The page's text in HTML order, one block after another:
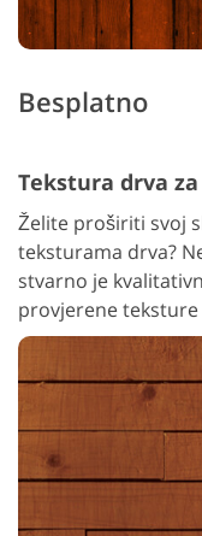
Besplatno
Tekstura drva
Želite proširiti svoj
teksturama drva?
stvarno je
provjerene teksture